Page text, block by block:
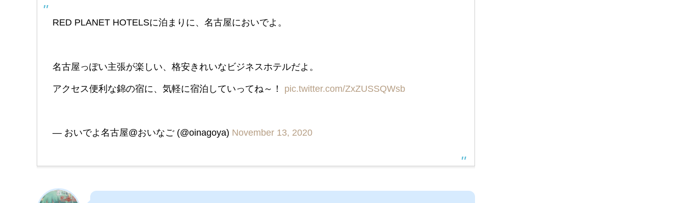
RED PLANET HOTELSに泊まりに、名古屋においでよ。
名古屋っぽい主張が楽しい、格安きれいなビジネスホテルだよ。
アクセス便利な錦の宿に、気軽に宿泊していってね～！ pic.twitter.com/ZxZUSSQWsb
— おいでよ名古屋@おいなご (@oinagoya) November 13, 2020